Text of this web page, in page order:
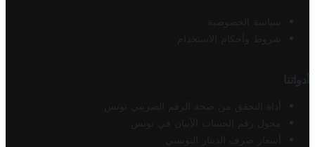
سياسة الخصوصية
شروط وأحكام الاستخدام
أدواتنا
أداة التحقق من صحة الرقم الضريبي تونس
محول رقم الحساب الآيبان في تونس
أسعار صرف الدينار التونسي